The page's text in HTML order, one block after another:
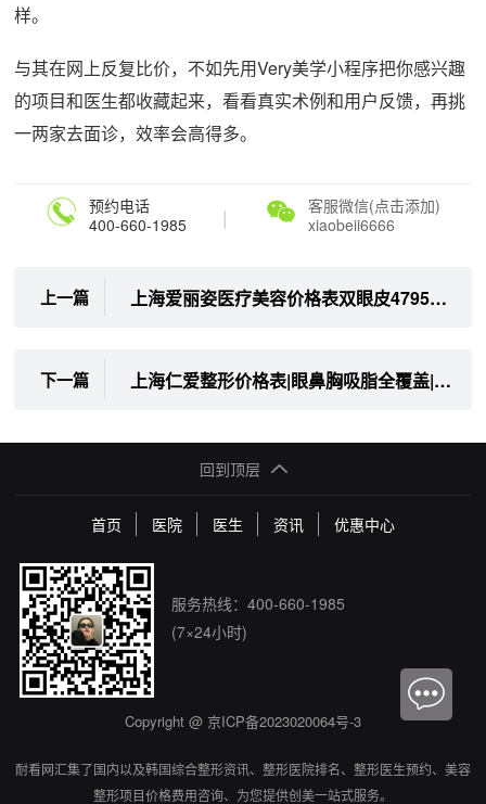
样。
与其在网上反复比价，不如先用Very美学小程序把你感兴趣
的项目和医生都收藏起来，看看真实术例和用户反馈，再挑
一两家去面诊，效率会高得多。
预约电话
400-660-1985
|
客服微信(点击添加)
xiaobeii6666
上一篇 上海爱丽姿医疗美容价格表双眼皮4795元起|鼻综合18424元起上Very美学小程序查真实口碑
下一篇 上海仁爱整形价格表|眼鼻胸吸脂全覆盖|1800元起花明白钱|Very美学小程序帮你比价不踩坑
回到顶层
首页 医院 医生 资讯 优惠中心
服务热线：400-660-1985
(7×24小时)
Copyright @ 京ICP备2023020064号-3
耐看网汇集了国内以及韩国综合整形资讯、整形医院排名、整形医生预约、美容
整形项目价格费用咨询、为您提供创美一站式服务。